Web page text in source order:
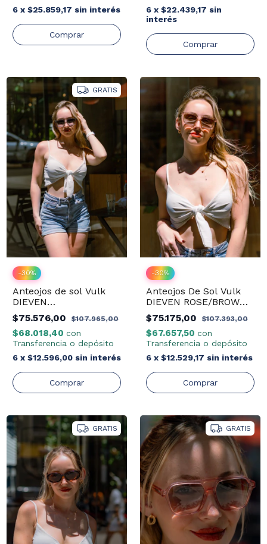
6 x $25.859,17 sin interés
6 x $22.439,17 sin
interés
GRATIS
-30%
Anteojos de sol Vulk
DIEVEN
L.GREY/G.GREEN
$75.576,00 $107.965,00
$68.018,40 con
Transferencia o depósito
6 x $12.596,00 sin interés
-30%
Anteojos De Sol Vulk
DIEVEN ROSE/BROWN-
GREEN
$75.175,00 $107.393,00
$67.657,50 con
Transferencia o depósito
6 x $12.529,17 sin interés
GRATIS GRATIS